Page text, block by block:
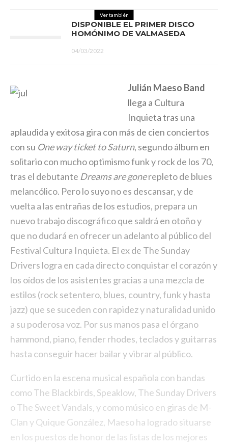
Ver también
DISPONIBLE EL PRIMER DISCO
HOMÓNIMO DE VALMASEDA
04/03/2022
Julián Maeso Band
llega a Cultura
Inquieta tras una
aplaudida y exitosa gira con más de cien conciertos
con su One way ticket to Saturn, segundo álbum en
solitario con mucho optimismo funk y rock de los 70,
tras el debutante Dreams are gonerepleto de blues
melancólico. Pero lo suyo no es descansar, y de
vuelta a las entrañas de los estudios, prepara un
nuevo trabajo discográfico que saldrá en otoño y
que no dudará en ofrecer un adelanto al público del
Festival Cultura Inquieta. El ex de The Sunday
Drivers logra en cada directo conquistar el corazón y
los oídos de los asistentes gracias a una mezcla de
estilos (rock setentero, blues, country, funk y hasta
jazz) que se suceden con rapidez y naturalidad unido
a su poderosa voz. Por sus manos pasa el órgano
hammond, piano, fender rhodes, teclados y guitarras
hasta conseguir hacer bailar y vibrar al público.
Curtido en la escena musical española con bandas
como The Blackbirds, Speaklow, The Sunday Drivers
o The Sweet Vandals, y como músico en giras de M-
Clan y Quique González, Maeso ha logrado situarse
en los puestos de honor de las listas de los mejores